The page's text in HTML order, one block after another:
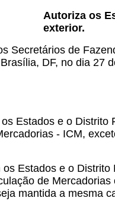
Autoriza os
exterior.
Secretários de
DF, no dia 27
Estados e o Distrito
- ICM,
os Estados e o
de
mantida a mesma